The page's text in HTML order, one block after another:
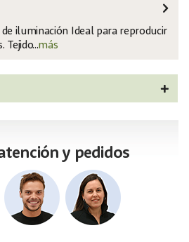
iluminación Ideal para reproducir
Tejido...más
y pedidos